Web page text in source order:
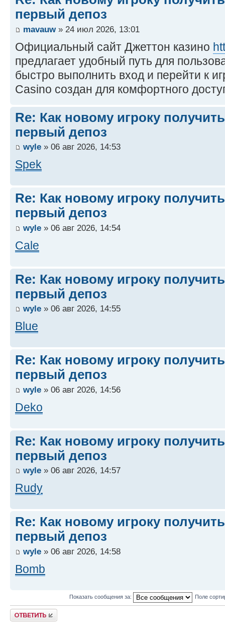
первый депоз
mavauw» 24 июл 2026, 13:01
Официальный сайт Джеттон казино
предлагает удобный путь для
быстро выполнить вход и перейти к
Casino создан для комфортного
Re: Как новому игроку
первый депоз
wyle » 06 авг 2026, 14:53
Spek
Re: Как новому игроку
первый депоз
wyle » 06 авг 2026, 14:54
Cale
Re: Как новому игроку
первый депоз
wyle » 06 авг 2026, 14:55
Blue
Re: Как новому игроку
первый депоз
wyle » 06 авг 2026, 14:56
Deko
Re: Как новому игроку
первый депоз
wyle » 06 авг 2026, 14:57
Rudy
Re: Как новому игроку
первый депоз
wyle » 06 авг 2026, 14:58
Bomb
Показать сообщения за: Поле
Ответить